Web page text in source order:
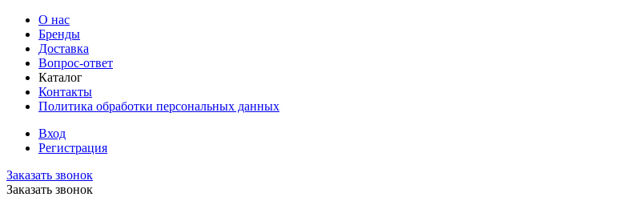
О нас
Бренды
Доставка
Вопрос-ответ
Каталог
Контакты
Политика обработки персональных данных
Вход
Регистрация
Заказать звонок
Заказать звонок